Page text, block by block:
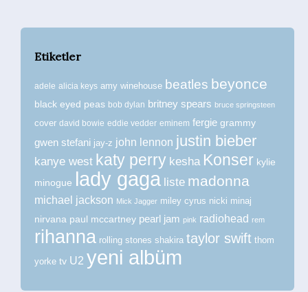
Etiketler
adele alicia keys amy winehouse beatles beyonce
black eyed peas bob dylan britney spears bruce springsteen
cover david bowie eddie vedder eminem fergie grammy
gwen stefani jay-z john lennon justin bieber
kanye west katy perry kesha Konser kylie
minogue lady gaga liste madonna
michael jackson Mick Jagger miley cyrus nicki minaj
nirvana paul mccartney pearl jam pink radiohead rem
rihanna rolling stones shakira taylor swift thom
yorke tv U2 yeni albüm